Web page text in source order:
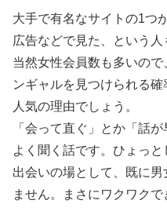
大手で有名なサイトの1つ
広告などで見た、という人
当然女性会員数も多いの
ンギャルを見つけられる
人気の理由でしょう。
「会って直ぐ」とか「話
よく聞く話です。ひょっ
出会いの場として、既に
ません。まさにワクワクで